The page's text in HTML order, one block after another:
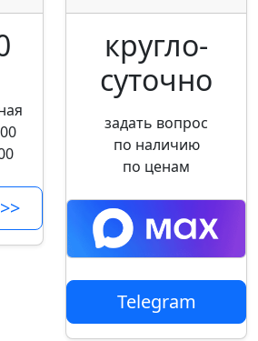
кругло­
суточно
задать вопрос
по наличию
по ценам
Telegram